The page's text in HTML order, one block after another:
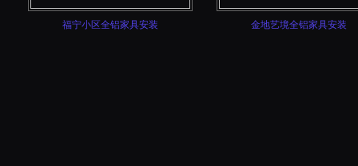
福宁小区全铝家具安装 金地艺境全铝家具安装